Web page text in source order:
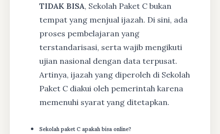
TIDAK BISA, Sekolah Paket C bukan
tempat yang menjual ijazah. Di sini, ada
proses pembelajaran yang
terstandarisasi, serta wajib mengikuti
ujian nasional dengan data terpusat.
Artinya, ijazah yang diperoleh di Sekolah
Paket C diakui oleh pemerintah karena
memenuhi syarat yang ditetapkan.
Sekolah paket C apakah bisa online?